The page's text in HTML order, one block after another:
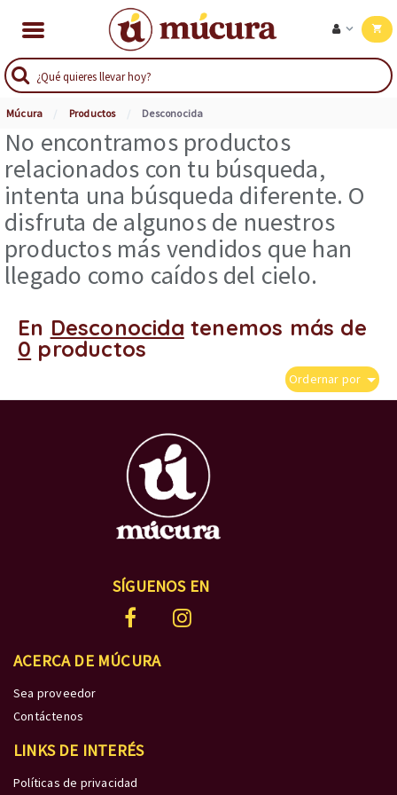
Múcura Productos Desconocida
No encontramos productos
relacionados con tu búsqueda,
intenta una búsqueda diferente. O
disfruta de algunos de nuestros
productos más vendidos que han
llegado como caídos del cielo.
En Desconocida tenemos más de
0 productos
Ordernar por
SÍGUENOS EN
ACERCA DE MÚCURA
Sea proveedor
Contáctenos
LINKS DE INTERÉS
Políticas de privacidad